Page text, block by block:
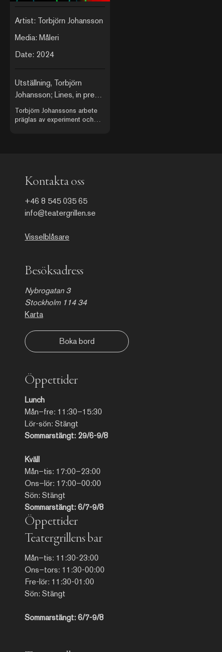
Artist: Torbjörn Johansson
Media: Måleri
Date: 2024
Utställning, Torbjörn
Johansson; Lines, in press
and space
Torbjörn Johanssons arbete
präglas av experiment och
som byggs upp i ateljén dag
en utsträckt och oförutsägbar
temporalitet. Han arbetar med
den seriella och gestalta
målning genom att ifrågasätta
Öppettider
Lunch
Mån–fre: 11:30–15:30
Lör-sön: Stängt
Sommarstängt: 29/6-9/8
Kväll
Mån–tis: 17:00–23:00
Ons–lör: 17:00–00:00
Sön: Stängt
Sommarstängt: 6/7-9/8
Öppettider
Teatergrillens bar
Mån–tis: 11:30-23:00
Ons–tors: 11:30-00:00
Fre-lör: 11:30-01:00
Sön: Stängt
Sommarstängt: 6/7-9/8
Kontakta oss
+46 8 545 035 65
info@teatergrillen.se
Visselblåsare
Besöksadress
Nybrogatan 3
Stockholm 114 34
Karta
Boka bord